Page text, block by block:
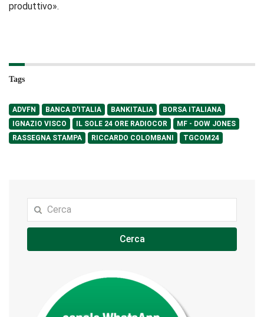
produttivo».
Tags
ADVFN BANCA D'ITALIA BANKITALIA
BORSA ITALIANA
IGNAZIO VISCO
IL SOLE 24 ORE RADIOCOR
MF - DOW JONES
RASSEGNA STAMPA
RICCARDO COLOMBANI TGCOM24
Cerca